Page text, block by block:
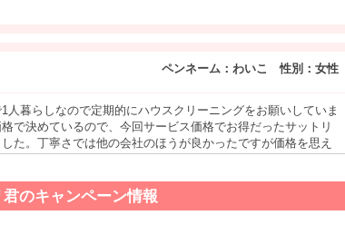
ペンネーム：わいこ 性別：女性
人暮らしなので定期的にハウスクリーニングをお願いしていま
で決めているので、今回サービス価格でお得だったサットリ
た。丁寧さでは他の会社のほうが良かったですが価格を思え
のキャンペーン情報